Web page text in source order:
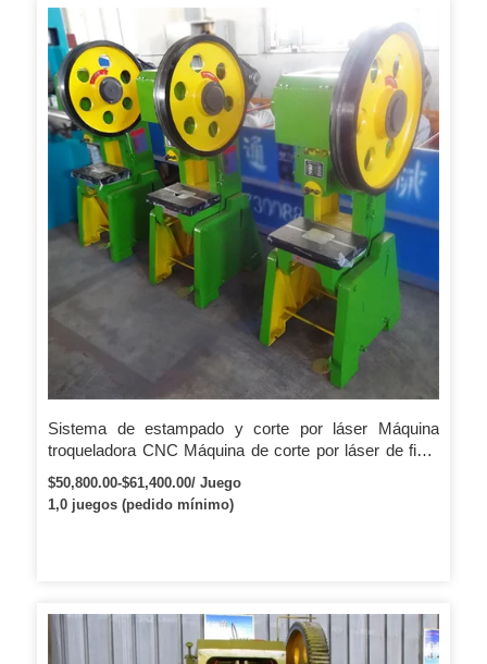
Sistema de estampado y corte por láser Máquina
troqueladora CNC Máquina de corte por láser de fibra
de tablero y tubo
$50,800.00-$61,400.00/ Juego
1,0 juegos (pedido mínimo)